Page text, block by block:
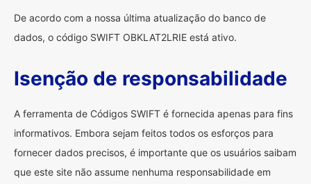
De acordo com a nossa última atualização do banco de
dados, o código SWIFT OBKLAT2LRIE está ativo.
Isenção de responsabilidade
A ferramenta de Códigos SWIFT é fornecida apenas para fins
informativos. Embora sejam feitos todos os esforços para
fornecer dados precisos, é importante que os usuários saibam
que este site não assume nenhuma responsabilidade em